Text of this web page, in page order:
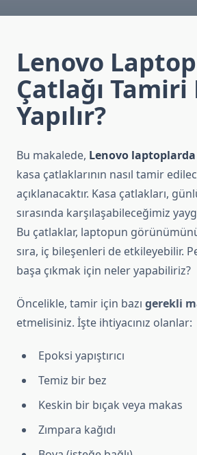
Lenovo
Çatlağı Tamiri
Yapılır?
Bu makalede, Lenovo laptoplarda
kasa çatlaklarının nasıl tamir
açıklanacaktır. Kasa çatlakları,
sırasında karşılaşabileceğimiz
Bu çatlaklar, laptopun
sıra, iç bileşenleri de etkileyebilir.
başa çıkmak için neler yapabiliriz?
Öncelikle, tamir için bazı gerekli
etmelisiniz. İşte ihtiyacınız olanlar:
Epoksi yapıştırıcı
Temiz bir bez
Keskin bir bıçak veya makas
Zımpara kağıdı